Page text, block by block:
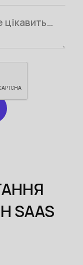
SAAS